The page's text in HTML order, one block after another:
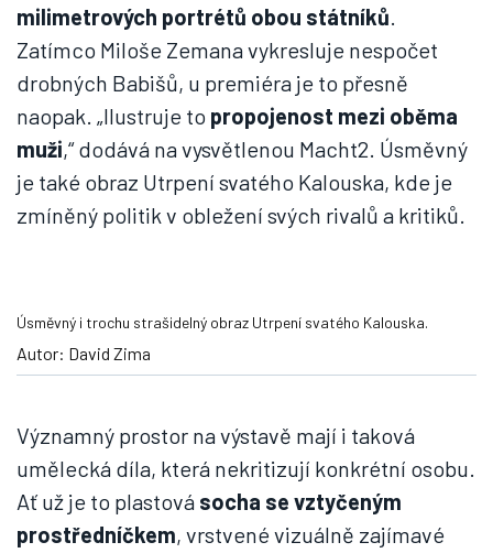
milimetrových portrétů obou státníků.
Zatímco Miloše Zemana vykresluje nespočet
drobných Babišů, u premiéra je to přesně
naopak. „Ilustruje to propojenost mezi oběma
muži,“ dodává na vysvětlenou Macht2. Úsměvný
je také obraz Utrpení svatého Kalouska, kde je
zmíněný politik v obležení svých rivalů a kritiků.
Úsměvný i trochu strašidelný obraz Utrpení svatého Kalouska.
Autor: David Zima
Významný prostor na výstavě mají i taková
umělecká díla, která nekritizují konkrétní osobu.
Ať už je to plastová socha se vztyčeným
prostředníčkem, vrstvené vizuálně zajímavé